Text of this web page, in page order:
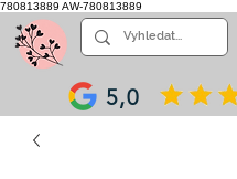
780813889 AW-780813889
5,0